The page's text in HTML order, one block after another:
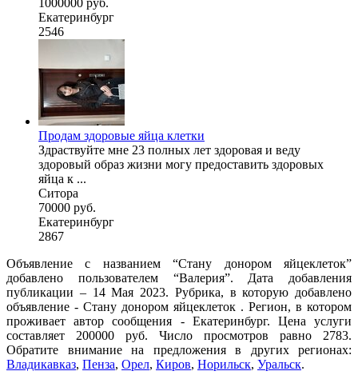
Екатеринбург
2546
Продам здоровые яйца клетки
Здраствуйте мне 23 полных лет здоровая и веду
здоровый образ жизни могу предоставить здоровых
яйца к ...
Ситора
70000 руб.
Екатеринбург
2867
Объявление с названием “Стану донором яйцеклеток”
добавлено пользователем “Валерия”. Дата добавления
публикации – 14 Мая 2023. Рубрика, в которую добавлено
объявление - Стану донором яйцеклеток . Регион, в котором
проживает автор сообщения - Екатеринбург. Цена услуги
составляет 200000 руб. Число просмотров равно 2783.
Обратите внимание на предложения в других регионах:
Владикавказ, Пенза, Орел, Киров, Норильск, Уральск.